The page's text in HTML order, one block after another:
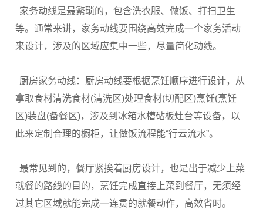
家务动线是最繁琐的，包含洗衣服、做饭、打扫卫生
等。通常来讲，家务动线要围绕高效完成一个家务活动
来设计，涉及的区域应集中一些，尽量简化动线。
厨房家务动线：厨房动线要根据烹饪顺序进行设计，从
拿取食材清洗食材(清洗区)处理食材(切配区)烹饪(烹饪
区)装盘(备餐区)，涉及到冰箱水槽砧板灶台等设备，以
此来定制合理的橱柜，让做饭流程能“行云流水”。
最常见到的，餐厅紧挨着厨房设计，也是出于减少上菜
就餐的路线的目的，烹饪完成直接上菜到餐厅，无须经
过其它区域就能完成一连贯的就餐动作，高效省时。